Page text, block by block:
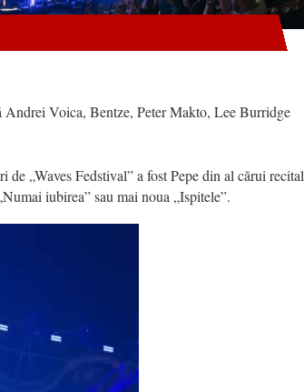
Andrei Voica, Bentze, Peter Makto, Lee Burridge
„Waves Fedstival” a fost Pepe din al cărui recital
iubirea” sau mai noua „Ispitele”.